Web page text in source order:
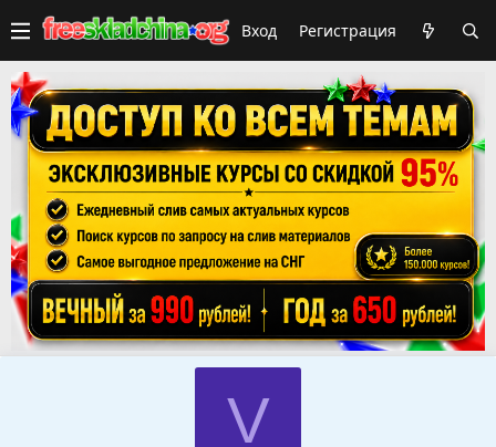
Вход Регистрация
V